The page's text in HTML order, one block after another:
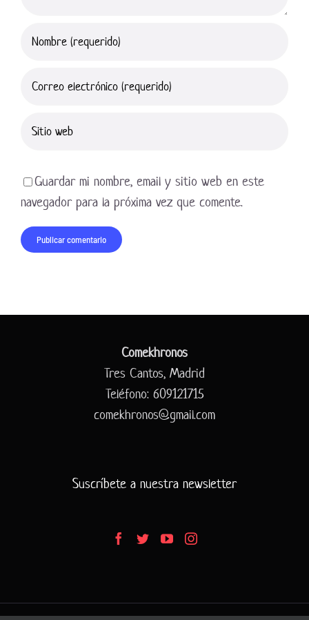
Guardar mi nombre, email y sitio web en este
navegador para la próxima vez que comente.
Comekhronos
Tres Cantos, Madrid
Teléfono: 609121715
comekhronos@gmail.com
Suscríbete a nuestra newsletter